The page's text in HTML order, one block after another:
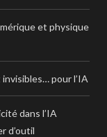
et physique
pour l’IA
dans l’IA
d’outil